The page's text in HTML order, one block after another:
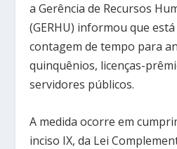
a Gerência de Recursos
(GERHU) informou que
contagem de tempo para
quinquênios, licenças-
servidores públicos.
A medida ocorre em
inciso IX, da Lei